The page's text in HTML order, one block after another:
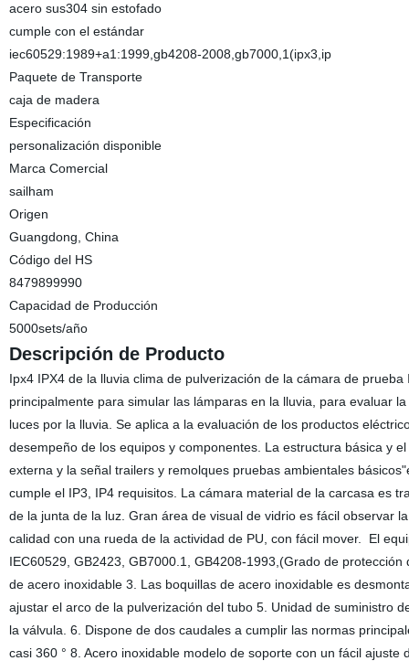
acero sus304 sin estofado
cumple con el estándar
iec60529:1989+a1:1999,gb4208-2008,gb7000,1(ipx3,ip
Paquete de Transporte
caja de madera
Especificación
personalización disponible
Marca Comercial
sailham
Origen
Guangdong, China
Código del HS
8479899990
Capacidad de Producción
5000sets/año
Descripción de Producto
Ipx4 IPX4 de la lluvia clima de pulverización de la cámara de
principalmente para simular las lámparas en la lluvia, para evaluar
luces por la lluvia. Se aplica a la evaluación de los productos
desempeño de los equipos y componentes. La estructura básica y
externa y la señal trailers y remolques pruebas ambientales
cumple el IP3, IP4 requisitos. La cámara material de la carcasa es
de la junta de la luz. Gran área de visual de vidrio es fácil observar
calidad con una rueda de la actividad de PU, con fácil mover. El
IEC60529, GB2423, GB7000.1, GB4208-1993,(Grado de
de acero inoxidable 3. Las boquillas de acero inoxidable es
ajustar el arco de la pulverización del tubo 5. Unidad de suministro
la válvula. 6. Dispone de dos caudales a cumplir las normas
casi 360 ° 8. Acero inoxidable modelo de soporte con un fácil